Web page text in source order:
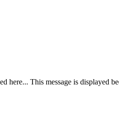
here... This message is displayed